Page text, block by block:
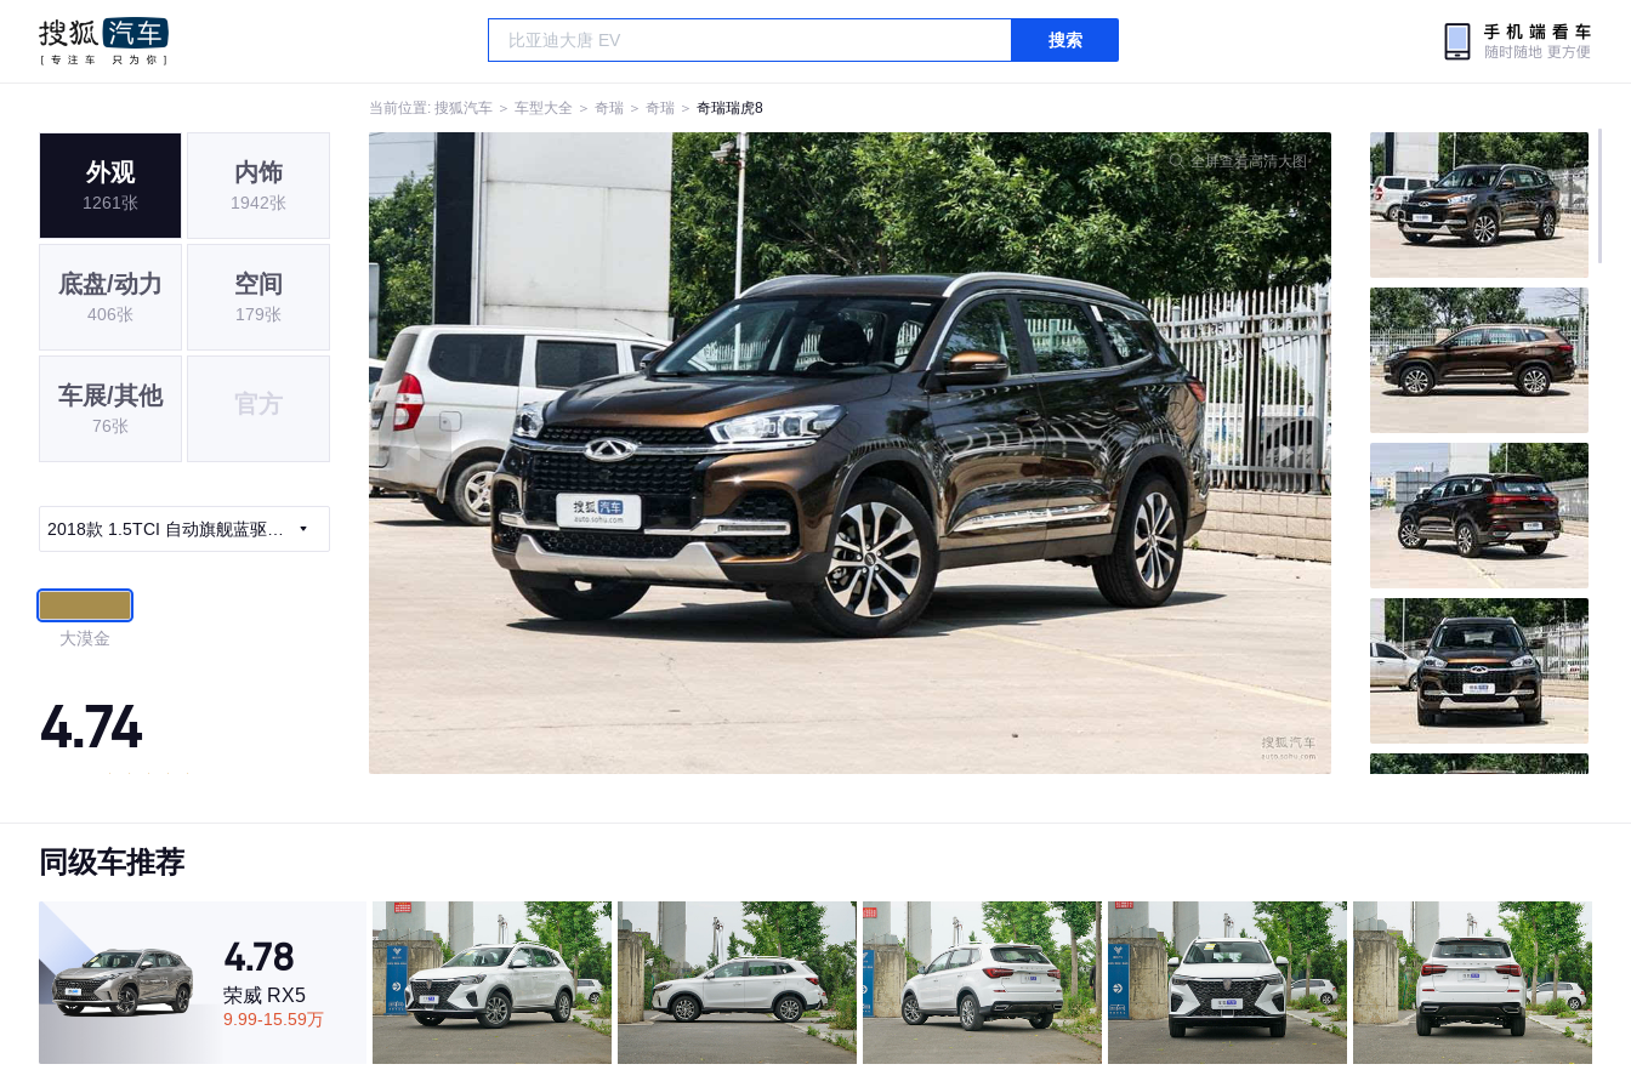
搜索
当前位置: 搜狐汽车 ＞ 车型大全 ＞ 奇瑞 ＞ 奇瑞 ＞ 奇瑞瑞虎8
外观
1261张
内饰
1942张
底盘/动力
406张
空间
179张
车展/其他
76张
官方
2018款 1.5TCI 自动旗舰蓝驱型
大漠金
4.74
·内饰表现较为优秀，优于77%同级车
·空间表现较为优秀，优于75%同级车
全屏查看高清大图
同级车推荐
4.78
荣威 RX5
9.99-15.59万